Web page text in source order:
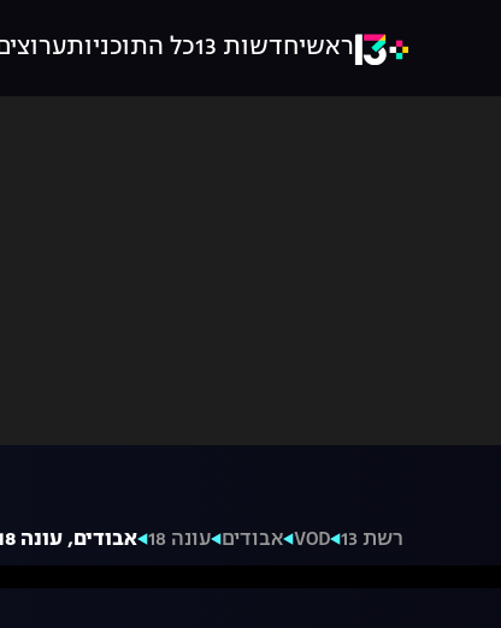
ראשיחדשות 13 כל התוכניות
רשת 13 VOD אבודים עונה 18 אבודים, עונה 18, פרק 4: פשע אמיתי לאס וגאס – חלק ב'